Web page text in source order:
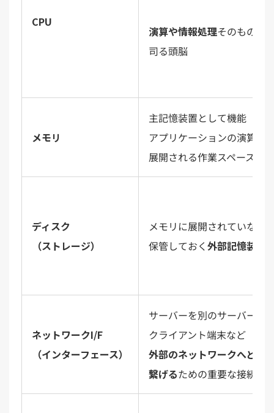
CPU
演算や情報処理そのものを
司る頭脳
メモリ
主記憶装置として機能
アプリケーションの演算時
展開される作業スペース
ディスク
（ストレージ）
メモリに展開されていない
保管しておく 外部記憶装置
ネットワークI/F
（インターフェース）
サーバーを別のサーバーや
クライアント端末など
外部のネットワークへと
繋げるための重要な接続口